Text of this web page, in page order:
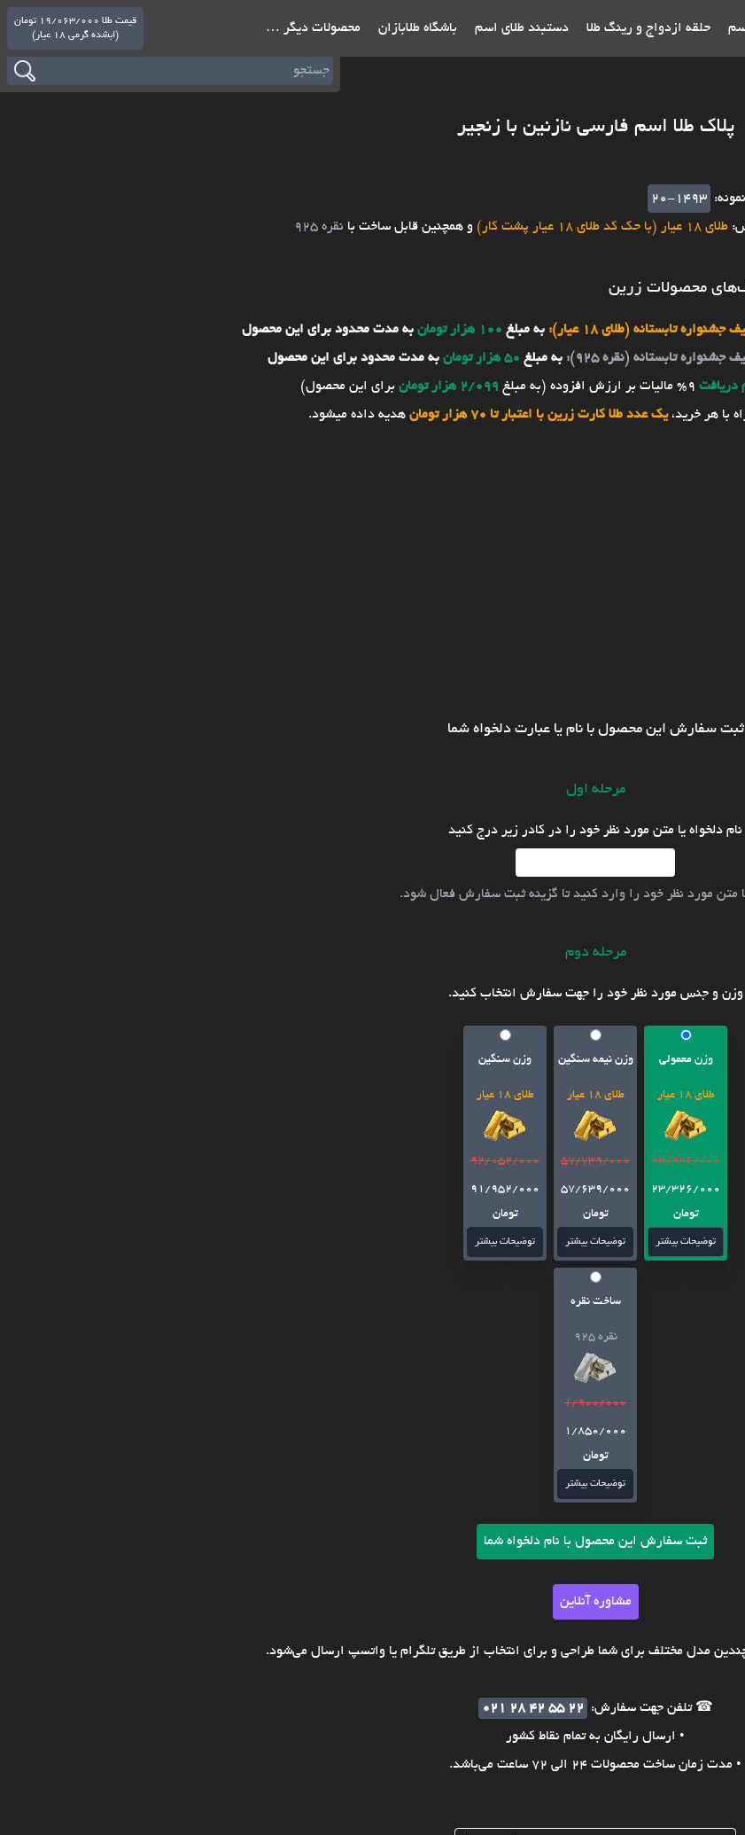
حلقه ازدواج و رینگ طلا دستبند طلای اسم باشگاه طلابازان محصولات دیگر …
قیمت طلا 19/063/000 تومان
(ابشده گرمی 18 عیار)
پلاک طلا اسم فارسی نازنین با زنجیر
20-1493
طلای 18 عیار (با حک کد طلای 18 عیار پشت کار) و همچنین قابل ساخت با نقره 925
محصولات زرین
جشنواره تابستانه (طلای 18 عیار): به مبلغ 100 هزار تومان
به مدت محدود برای این محصول
جشنواره تابستانه (نقره 925): به مبلغ 50 هزار تومان
به مدت محدود برای این محصول
دریافت 9% مالیات بر ارزش افزوده (به مبلغ 2/099 هزار تومان
برای این محصول)
با هر خرید،یک عدد طلا کارت زرین با اعتبار تا 70 هزار تومان هدیه داده میشود.
ثبت سفارش این محصول با نام یا عبارت دلخواه شما
مرحله اول
نام دلخواه یا متن مورد نظر خود را در کادر زیر درج کنید
یا متن مورد نظر خود را وارد کنید تا گزینه ثبت سفارش فعال شود.
مرحله دوم
وزن و جنس مورد نظر خود را جهت سفارش انتخاب کنید.
وزن معمولی
طلای 18 عیار
23/426/000
23/326/000
تومان
توضیحات بیشتر
وزن نیمه سنگین
طلای 18 عیار
57/739/000
57/639/000
تومان
توضیحات بیشتر
وزن سنگین
طلای 18 عیار
92/052/000
91/952/000
تومان
توضیحات بیشتر
ساخت نقره
نقره 925
1/900/000
1/850/000
تومان
توضیحات بیشتر
ثبت سفارش این محصول با نام دلخواه شما
مشاوره آنلاین
مدل مختلف برای شما طراحی و برای انتخاب از طریق تلگرام یا واتسپ ارسال می‌شود.
☎ تلفن جهت سفارش:
021 28 42 55 22
• ارسال رایگان به تمام نقاط کشور
• مدت زمان ساخت محصولات 24 الی 72 ساعت می‌باشد.